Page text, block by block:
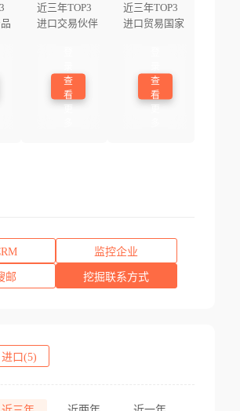
近三年TOP3
进口交易伙伴
查
看
近三年TOP3
进口贸易国家
查
看
监控企业
邮 挖掘联系方式
进口(5)